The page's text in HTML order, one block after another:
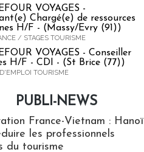
VOYAGES -
Chargé(e) de ressources
H/F - (Massy/Evry (91))
/ STAGES TOURISME
VOYAGES - Conseiller
H/F - CDI - (St Brice (77))
TOURISME
PUBLI-NEWS
France-Vietnam : Hanoï
les professionnels
du tourisme